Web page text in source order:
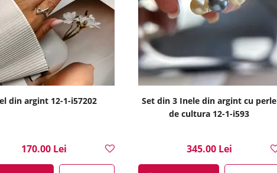
din argint 12-1-i57202
170.00 Lei
Set din 3 Inele din argint cu perle
de cultura 12-1-i593
345.00 Lei